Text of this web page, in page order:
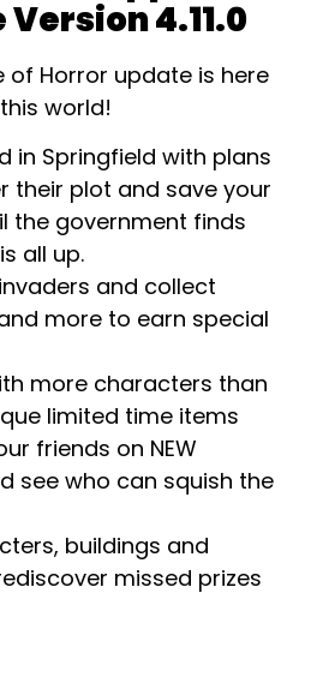
4.11.0
of Horror update is here
world!
in Springfield with plans
their plot and save your
the government finds
all up.
and collect
more to earn special
more characters than
limited time items
friends on NEW
see who can squish the
buildings and
missed prizes